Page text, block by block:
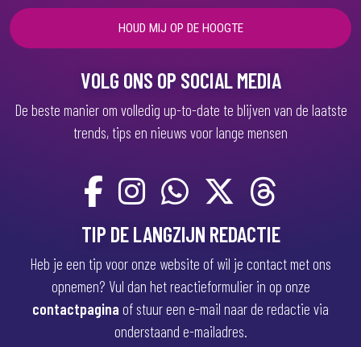
e
i
VOLG ONS OP SOCIAL MEDIA
De beste manier om volledig up-to-date te blijven van de laatste
trends, tips en nieuws voor lange mensen
TIP DE LANGZIJN REDACTIE
Heb je een tip voor onze website of wil je contact met ons
opnemen? Vul dan het reactieformulier in op onze
contactpagina of stuur een e-mail naar de redactie via
onderstaand e-mailadres.